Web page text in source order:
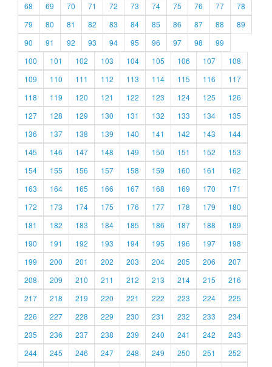
68
69 70 71 72 73 74 75 76 77
78
79
80 81 82 83 84 85 86 87 88
89
90
91 92 93 94 95 96 97 98
99
100
101 102 103 104 105 106 107
108
109
110 111 112 113 114 115 116
117
118
119 120 121 122 123 124 125
126
127
128 129 130 131 132 133 134
135
136
137 138 139 140 141 142 143
144
145
146 147 148 149 150 151 152
153
154
155 156 157 158 159 160 161
162
163
164 165 166 167 168 169 170
171
172
173 174 175 176 177 178 179
180
181
182 183 184 185 186 187 188
189
190
191 192 193 194 195 196 197
198
199
200 201 202 203 204 205 206
207
208
209 210 211 212 213 214 215
216
217
218 219 220 221 222 223 224
225
226
227 228 229 230 231 232 233
234
235
236 237 238 239 240 241 242
243
244
245 246 247 248 249 250 251
252